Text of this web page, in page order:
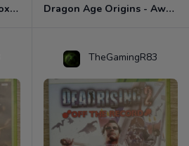
Dragon Age Origins Xbox 360 Dragon Age Origins - Awakening Xbox 360
TheGamingR83